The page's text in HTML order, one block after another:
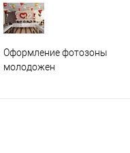
Оформление фотозоны
молодожен